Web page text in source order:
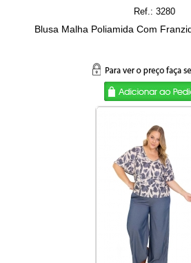
Ref.: 3280
Blusa Malha Poliamida Com